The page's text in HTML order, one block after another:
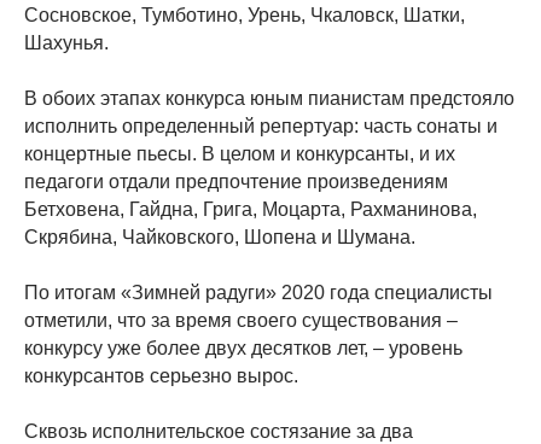
Сосновское, Тумботино, Урень, Чкаловск, Шатки,
Шахунья.
В обоих этапах конкурса юным пианистам предстояло
исполнить определенный репертуар: часть сонаты и
концертные пьесы. В целом и конкурсанты, и их
педагоги отдали предпочтение произведениям
Бетховена, Гайдна, Грига, Моцарта, Рахманинова,
Скрябина, Чайковского, Шопена и Шумана.
По итогам «Зимней радуги» 2020 года специалисты
отметили, что за время своего существования –
конкурсу уже более двух десятков лет, – уровень
конкурсантов серьезно вырос.
Сквозь исполнительское состязание за два